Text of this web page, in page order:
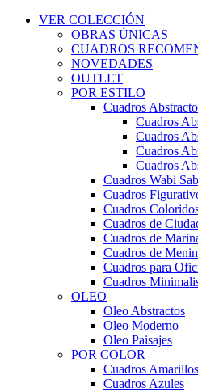
VER COLECCIÓN
OBRAS ÚNICAS
CUADROS
NOVEDADES
OUTLET
POR ESTILO
Cuadros
Cuadros
Cuadros
Cuadros
Cuadros
Cuadros Wabi
Cuadros
Cuadros
Cuadros de
Cuadros de
Cuadros de
Cuadros para
Cuadros
OLEO
Oleo Abstractos
Oleo Moderno
Oleo Paisajes
POR COLOR
Cuadros Amarillos
Cuadros Azules